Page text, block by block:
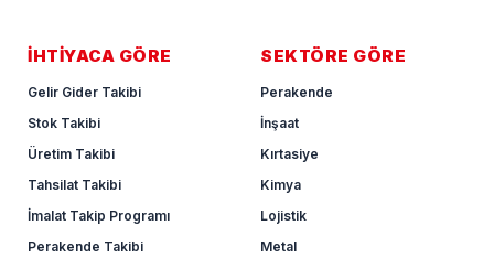
İHTİYACA GÖRE
Gelir Gider Takibi
Stok Takibi
Üretim Takibi
Tahsilat Takibi
İmalat Takip Programı
Perakende Takibi
SEKTÖRE GÖRE
Perakende
İnşaat
Kırtasiye
Kimya
Lojistik
Metal